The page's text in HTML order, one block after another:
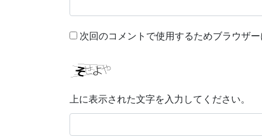
次回のコメントで使用するためブラウザ
上に表示された文字を入力してください。